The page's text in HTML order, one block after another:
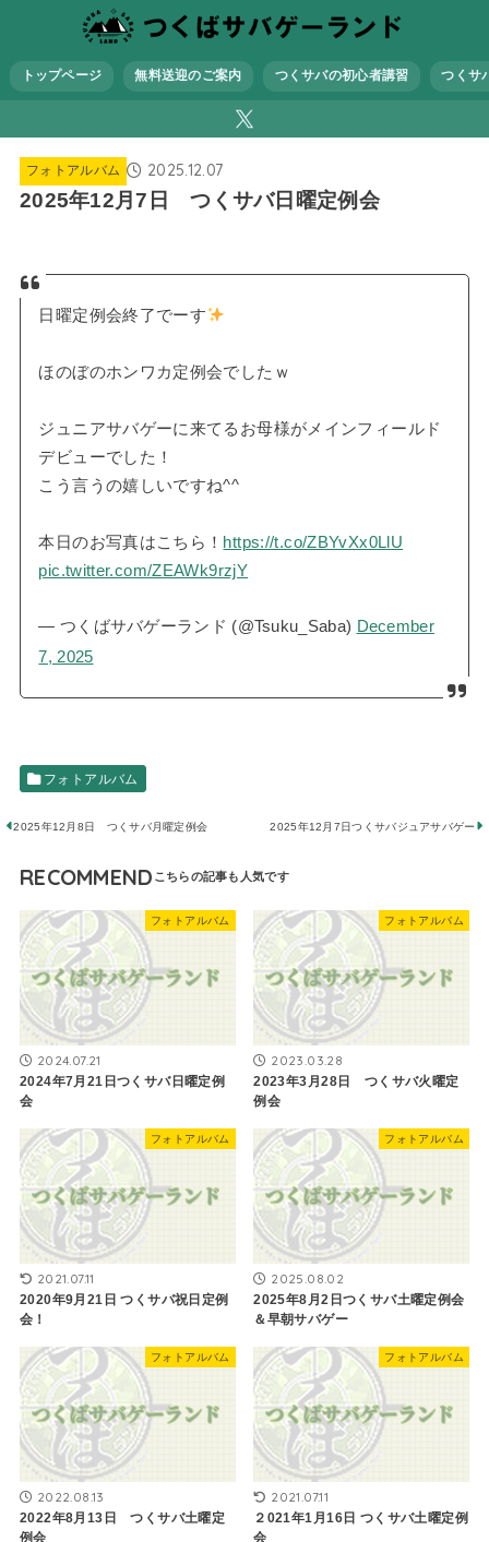
トップページ 無料送迎のご案内 つくサバの初心者講習 つくサ
フォトアルバム 2025.12.07
2025年12月7日 つくサバ日曜定例会
日曜定例会終了でーす
ほのぼのホンワカ定例会でしたｗ
ジュニアサバゲーに来てるお母様がメインフィールド
デビューでした！
こう言うの嬉しいですね^^
本日のお写真はこちら！ https://t.co/ZBYvXx0LlU
pic.twitter.com/ZEAWk9rzjY
— つくばサバゲーランド (@Tsuku_Saba) December
7, 2025
フォトアルバム
2025年12月8日 つくサバ月曜定例会 2025年12月7日つくサバジュアサバゲー
RECOMMEND
フォトアルバム
2024.07.21
2024年7月21日つくサバ日曜定例
会
フォトアルバム
2023.03.28
2023年3月28日 つくサバ火曜定
例会
フォトアルバム
2021.07.11
2020年9月21日 つくサバ祝日定例
会！
フォトアルバム
2025.08.02
2025年8月2日つくサバ土曜定例会
＆早朝サバゲー
フォトアルバム
2022.08.13
2022年8月13日 つくサバ土曜定
例会
フォトアルバム
2021.07.11
２021年1月16日 つくサバ土曜定例
会